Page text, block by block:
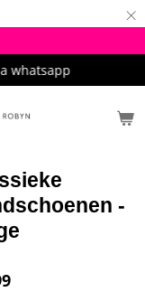
×
whatsapp
-